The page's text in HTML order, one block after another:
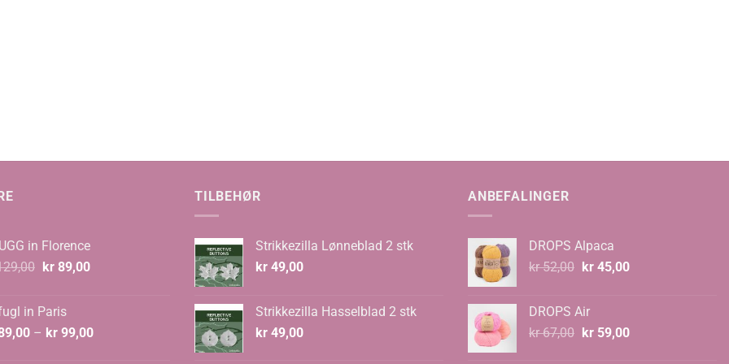
in Florence
Opprinnelig
kr 129,00.
kr89,00Nåværende
in Paris
– kr 99,00Prisområde:
TILBEHØR
Strikkezilla Lønneblad 2 stk
kr 49,00
Strikkezilla Hasselblad 2 stk
kr 49,00
ANBEFALINGER
DROPS Alpaca
kr52,00 Opprinnelig
kr 52,00.
kr45,00Nåværende
DROPS Air
kr67,00 Opprinnelig
kr59,00Nåværende